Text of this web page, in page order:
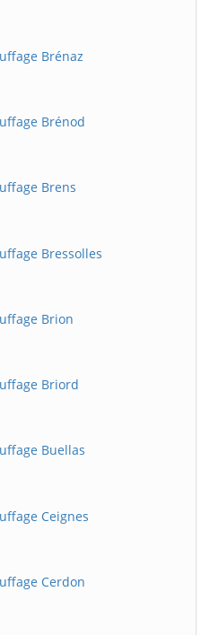
Brénaz
Brénod
Brens
Bressolles
Brion
Briord
Buellas
Ceignes
Cerdon